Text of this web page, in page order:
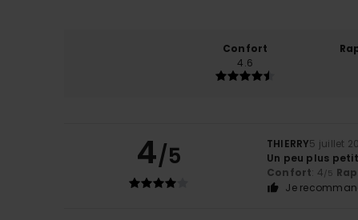
Confort
4.6
4/5 THIERRY5 juillet
Un peu plus
Confort: 4/5
Je